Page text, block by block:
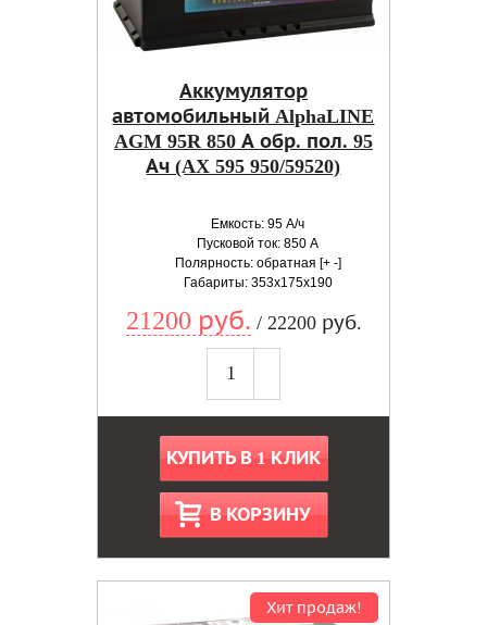
Аккумулятор
автомобильный AlphaLINE
AGM 95R 850 А обр. пол. 95
Ач (AX 595 950/59520)
Емкость: 95 А/ч
Пусковой ток: 850 А
Полярность: обратная [+ -]
Габариты: 353x175x190
21200 руб. / 22200 руб.
КУПИТЬ В 1 КЛИК
В КОРЗИНУ
Хит продаж!